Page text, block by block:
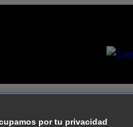
por tu privacidad